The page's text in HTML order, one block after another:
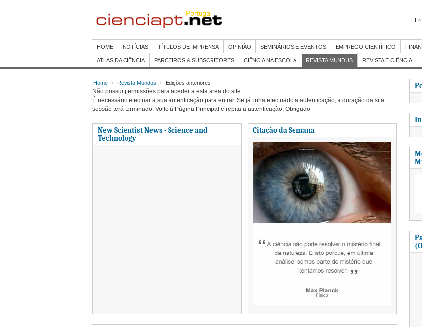
HOME NOTÍCIAS TÍTULOS DE IMPRENSA OPINIÃO SEMINÁRIOS E EVENTOS EMPREGO CIENTÍFICO
ATLAS DA CIÊNCIA PARCEIROS & SUBSCRITORES CIÊNCIA NA ESCOLA REVISTA MUNDUS REVISTA E.CIÊNCIA
Home Revista Mundus Edições anteriores
Não possui permissões para aceder a esta área do site.
É necessário efectuar a sua autenticação para entrar. Se já tinha efectuado a autenticação, a duração da sua
sessão terá terminado. Volte à Página Principal e repita a autenticação. Obrigado
New Scientist News - Science and
Technology
Citação da Semana